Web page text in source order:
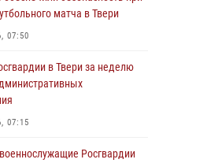
матча в Твери
07:50
в Твери за неделю
07:15
Росгвардии